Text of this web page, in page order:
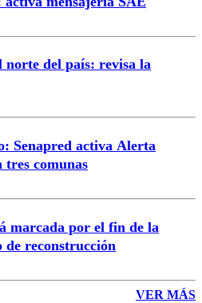
norte del país: revisa la
Senapred activa Alerta
tres comunas
marcada por el fin de la
reconstrucción
VER MÁS